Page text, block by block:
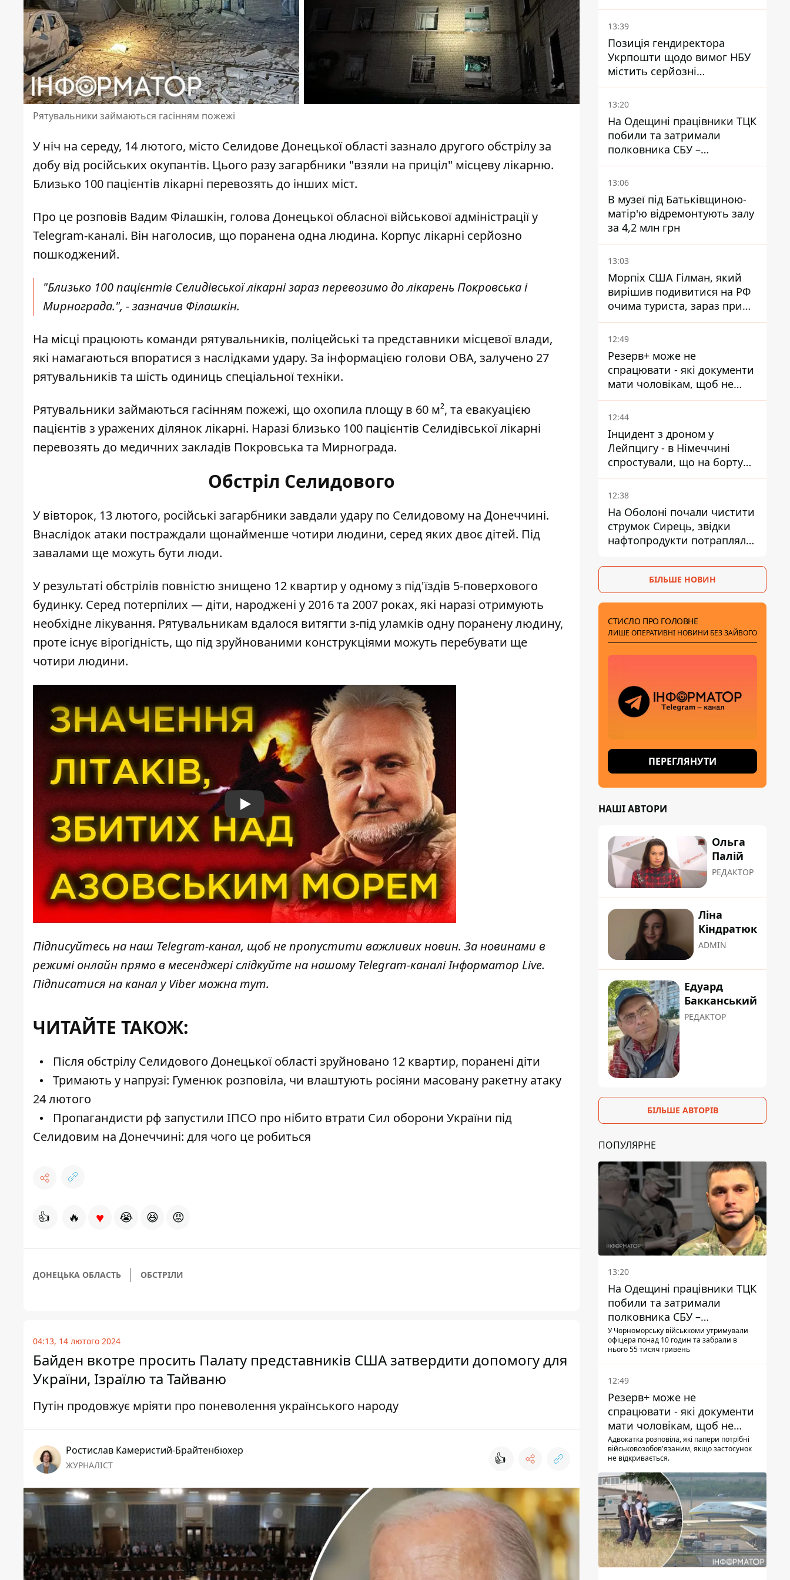
Рятувальники займаються гасінням пожежі
У ніч на середу, 14 лютого, місто Селидове Донецької області зазнало другого обстрілу за
добу від російських окупантів. Цього разу загарбники "взяли на приціл" місцеву лікарню.
Близько 100 пацієнтів лікарні перевозять до інших міст.
Про це розповів Вадим Філашкін, голова Донецької обласної військової адміністрації у
Telegram-каналі. Він наголосив, що поранена одна людина. Корпус лікарні серйозно
пошкоджений.
"Близько 100 пацієнтів Селидівської лікарні зараз перевозимо до лікарень Покровська і
Мирнограда.", - зазначив Філашкін.
На місці працюють команди рятувальників, поліцейські та представники місцевої влади,
які намагаються впоратися з наслідками удару. За інформацією голови ОВА, залучено 27
рятувальників та шість одиниць спеціальної техніки.
Рятувальники займаються гасінням пожежі, що охопила площу в 60 м², та евакуацією
пацієнтів з уражених ділянок лікарні. Наразі близько 100 пацієнтів Селидівської лікарні
перевозять до медичних закладів Покровська та Мирнограда.
Обстріл Селидового
У вівторок, 13 лютого, російські загарбники завдали удару по Селидовому на Донеччині.
Внаслідок атаки постраждали щонайменше чотири людини, серед яких двоє дітей. Під
завалами ще можуть бути люди.
У результаті обстрілів повністю знищено 12 квартир у одному з під'їздів 5-поверхового
будинку. Серед потерпілих — діти, народжені у 2016 та 2007 роках, які наразі отримують
необхідне лікування. Рятувальникам вдалося витягти з-під уламків одну поранену людину,
проте існує вірогідність, що під зруйнованими конструкціями можуть перебувати ще
чотири людини.
Play
Підписуйтесь на наш Telegram-канал, щоб не пропустити важливих новин. За новинами в
режимі онлайн прямо в месенджері слідкуйте на нашому Telegram-каналіІнформатор Live.
Підписатися на канал у Viber можнатут.
ЧИТАЙТЕ ТАКОЖ:
Після обстрілу Селидового Донецької області зруйновано 12 квартир, поранені діти
Тримають у напрузі: Гуменюк розповіла, чи влаштують росіяни масовану ракетну атаку
24 лютого
Пропагандисти рф запустили ІПСО про нібито втрати Сил оборони України під
Селидовим на Донеччині: для чого це робиться
👍 🔥 ♥ 😭 😆 😡
ДОНЕЦЬКА ОБЛАСТЬ ОБСТРІЛИ
04:13, 14 лютого 2024
Байден вкотре просить Палату представників США затвердити допомогу для
України, Ізраїлю та Тайваню
Путін продовжує мріяти про поневолення українського народу
Ростислав Камеристий-Брайтенбюхер
ЖУРНАЛІСТ 👍
повідомляють про пожежу
13:39
Позиція гендиректора
Укрпошти щодо вимог НБУ
містить серйозні
нестиковки – депутатка
Ольга Василевська-Смаглюк
13:20
На Одещині працівники ТЦК
побили та затримали
полковника СБУ –
військовий
13:06
В музеї під Батьківщиною-
матір'ю відремонтують залу
за 4,2 млн грн
13:03
Морпіх США Гілман, який
вирішив подивитися на РФ
очима туриста, зараз при
смерті у вʼязниці, де його
катували та робили інʼєкції
12:49
Резерв+ може не
спрацювати - які документи
мати чоловікам, щоб не
потрапити до ТЦК
12:44
Інцидент з дроном у
Лейпцигу - в Німеччині
спростували, що на борту
українського літака були
зброя та боєприпаси
12:38
На Оболоні почали чистити
струмок Сирець, звідки
нафтопродукти потрапляли
БІЛЬШЕ НОВИН
СТИСЛО ПРО ГОЛОВНЕ
ЛИШЕ ОПЕРАТИВНІ НОВИНИ БЕЗ ЗАЙВОГО
ПЕРЕГЛЯНУТИ
НАШІ АВТОРИ
Ольга
Палій
РЕДАКТОР
Ліна
Кіндратюк
ADMIN
Едуард
Бакканський
РЕДАКТОР
БІЛЬШЕ АВТОРІВ
ПОПУЛЯРНЕ
13:20
На Одещині працівники ТЦК
побили та затримали
полковника СБУ –
військовий
У Чорноморську військкоми утримували
офіцера понад 10 годин та забрали в
нього 55 тисяч гривень
12:49
Резерв+ може не
спрацювати - які документи
мати чоловікам, щоб не
потрапити до ТЦК
Адвокатка розповіла, які папери потрібні
військовозобов'язаним, якщо застосунок
не відкривається.